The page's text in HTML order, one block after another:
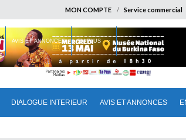
MON COMPTE Service commercial
DIALOGUE INTERIEUR AVIS ET ANNONCES
AVIS ET ANNONCES EN PLUS